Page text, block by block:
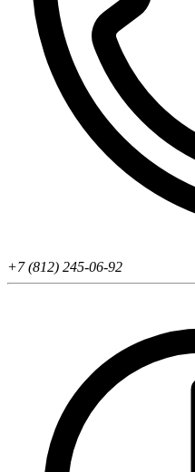
+7 (812) 245-06-92